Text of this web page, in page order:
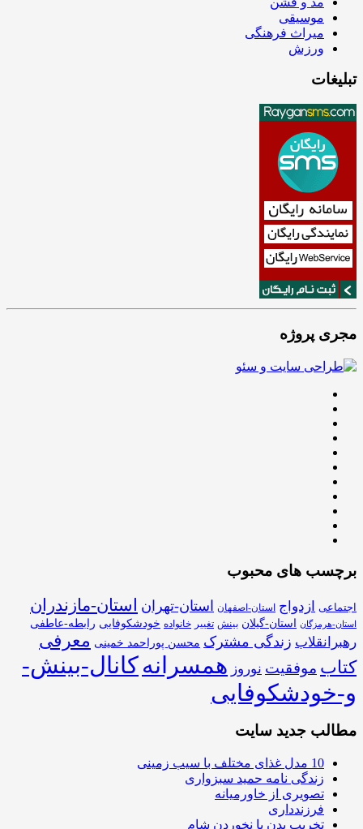
موسیقی
میراث فرهنگی
ورزش
تبلیغات
مجری پروژه
برچسب های محبوب
اجتماعی ازدواج استان-اصفهان استان-تهران استان-مازندران
استان-هرمزگان استان-گیلان بینش تغییر خانواده خودشکوفایی رابطه-عاطفی
رهبرانقلاب زندگی مشترک محسن پوراحمد خمینی معرفی
کتاب موفقیت نوروز همسرانهکانال-بینش-
و-خودشکوفایی
مطالب جدید سایت
10 مدل غذای مختلف با سیب زمینی
زندگی نامه حمید سبزواری
تصویری از خاورمیانه
فرزندداری
تخریب بدن با نخوردن شام